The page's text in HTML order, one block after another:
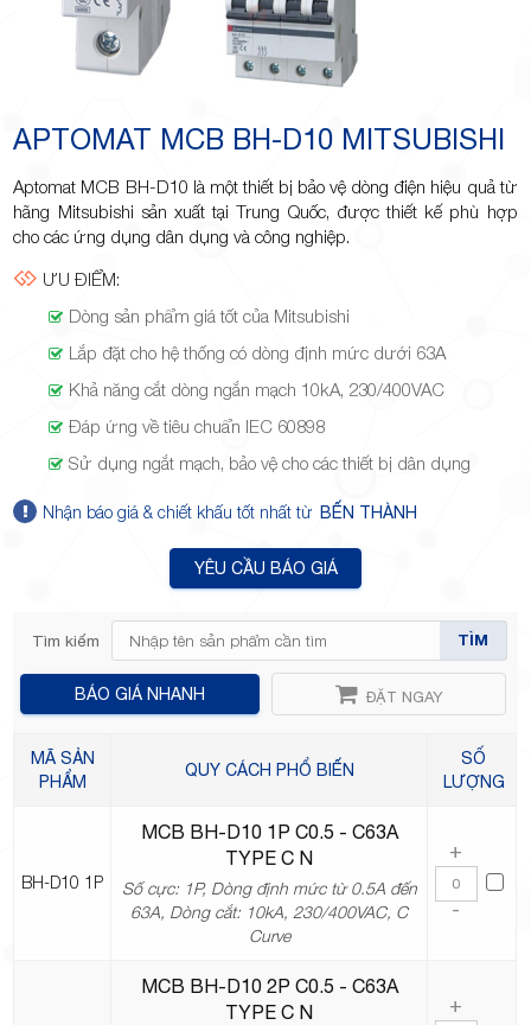
Minh
Giảng,
phường
Hiệp Phú,
TP.Thủ
Đức,
APTOMAT MCB BH-D10 MITSUBISHI
Aptomat MCB BH-D10 là một thiết bị bảo vệ dòng điện hiệu quả từ
hãng Mitsubishi sản xuất tại Trung Quốc, được thiết kế phù hợp
cho các ứng dụng dân dụng và công nghiệp.
ƯU ĐIỂM:
Dòng sản phẩm giá tốt của Mitsubishi
Lắp đặt cho hệ thống có dòng định mức dưới 63A
Khả năng cắt dòng ngắn mạch 10kA, 230/400VAC
Đáp ứng về tiêu chuẩn IEC 60898
Sử dụng ngắt mạch, bảo vệ cho các thiết bị dân dụng
Nhận báo giá & chiết khấu tốt nhất từ BẾN THÀNH
YÊU CẦU BÁO GIÁ
Tìm kiếm TÌM
BÁO GIÁ NHANH ĐẶT NGAY
MÃ SẢN
PHẨM
QUY CÁCH PHỔ BIẾN
SỐ
LƯỢNG
BH-D10 1P
MCB BH-D10 1P C0.5 - C63A
TYPE C N
Số cực: 1P, Dòng định mức từ 0.5A đến
63A, Dòng cắt: 10kA, 230/400VAC, C
Curve
+
-
MCB BH-D10 2P C0.5 - C63A
TYPE C N
+